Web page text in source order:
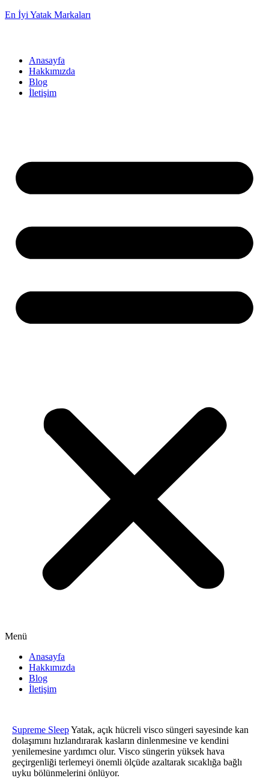
En İyi Yatak Markaları
Anasayfa
Hakkımızda
Blog
İletişim
Menü
Anasayfa
Hakkımızda
Blog
İletişim
Supreme SleepYatak, açık hücreli visco süngeri sayesinde kan
dolaşımını hızlandırarak kasların dinlenmesine ve kendini
yenilemesine yardımcı olur. Visco süngerin yüksek hava
geçirgenliği terlemeyi önemli ölçüde azaltarak sıcaklığa bağlı
uyku bölünmelerini önlüyor.